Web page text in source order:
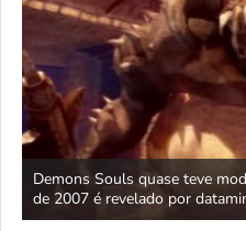
Demons Souls quase teve
de 2007 é revelado por